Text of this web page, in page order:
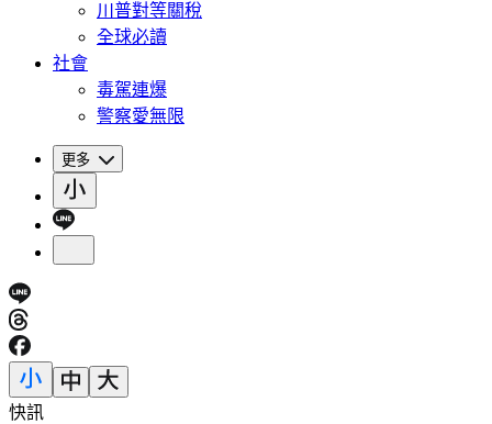
川普對等關稅
全球必讀
社會
毒駕連爆
警察愛無限
更多
快訊